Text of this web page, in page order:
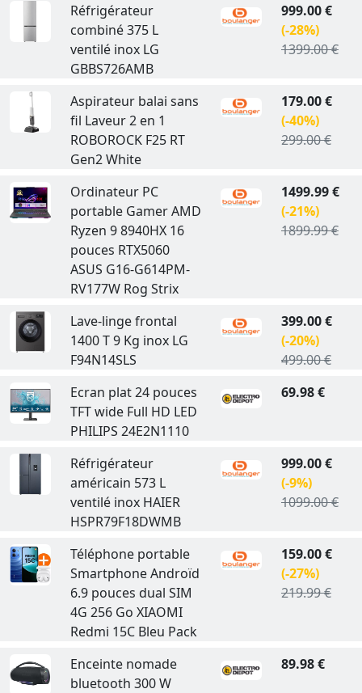
Réfrigérateur
combiné 375 L
ventilé inox LG
GBBS726AMB
999.00 €
(-28%)
1399.00 €
Aspirateur balai sans
fil Laveur 2 en 1
ROBOROCK F25 RT
Gen2 White
179.00 €
(-40%)
299.00 €
Ordinateur PC
portable Gamer AMD
Ryzen 9 8940HX 16
pouces RTX5060
ASUS G16-G614PM-
RV177W Rog Strix
1499.99 €
(-21%)
1899.99 €
Lave-linge frontal
1400 T 9 Kg inox LG
F94N14SLS
399.00 €
(-20%)
499.00 €
Ecran plat 24 pouces
TFT wide Full HD LED
PHILIPS 24E2N1110
69.98 €
Réfrigérateur
américain 573 L
ventilé inox HAIER
HSPR79F18DWMB
999.00 €
(-9%)
1099.00 €
Téléphone portable
Smartphone Androïd
6.9 pouces dual SIM
4G 256 Go XIAOMI
Redmi 15C Bleu Pack
159.00 €
(-27%)
219.99 €
Enceinte nomade
bluetooth 300 W
89.98 €